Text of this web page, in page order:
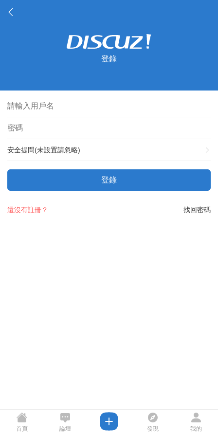
登錄
安全提問(未設置請忽略)
登錄
找回密碼
還沒有註冊？
首頁 論壇 發現 我的